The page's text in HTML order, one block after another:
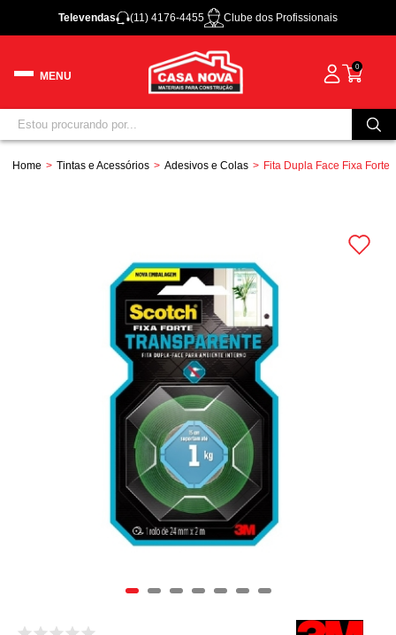
Televendas (11) 4176-4455 Clube dos Profissionais
0
Home Tintas e Acessórios Adesivos e Colas Fita Dupla Face Fixa Forte